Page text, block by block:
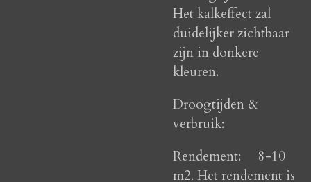
Het kalkeffect zal
duidelijker zichtbaar
zijn in donkere
kleuren.
Droogtijden &
verbruik:
Rendement:
8-10
m2. Het rendement is